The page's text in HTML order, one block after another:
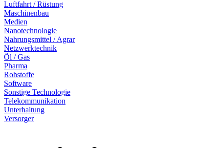
Luftfahrt / Rüstung
Maschinenbau
Medien
Nanotechnologie
Nahrungsmittel / Agrar
Netzwerktechnik
Öl / Gas
Pharma
Rohstoffe
Software
Sonstige Technologie
Telekommunikation
Unterhaltung
Versorger